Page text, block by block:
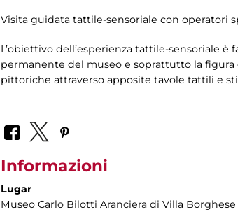
Visita guidata tattile-sensoriale con operatori
L’obiettivo dell’esperienza tattile-sensoriale è
permanente del museo e soprattutto la figura
pittoriche attraverso apposite tavole tattili e
Informazioni
Lugar
Museo Carlo Bilotti Aranciera di Villa Borghese